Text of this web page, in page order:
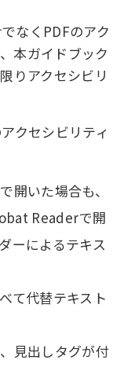
なくPDFのアク
本ガイドブック
りアクセシビリ
クセシビリティ
開いた場合も、
Readerで開
ーによるテキス
て代替テキスト
見出しタグが付